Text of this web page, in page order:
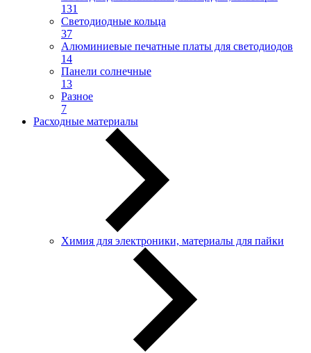
131
Светодиодные кольца
37
Алюминиевые печатные платы для светодиодов
14
Панели солнечные
13
Разное
7
Расходные материалы
Химия для электроники, материалы для пайки